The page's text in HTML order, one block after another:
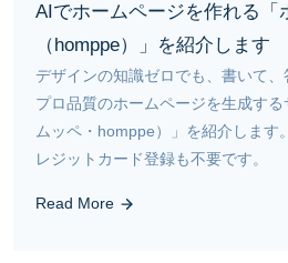
AIでホームページを作れる「
（homppe）」を紹介します
デザインの知識ゼロでも、書いて
プロ品質のホームページを生成す
ムッペ・homppe）」を紹介します
レジットカード登録も不要です。
Read More